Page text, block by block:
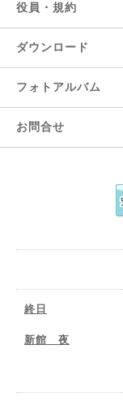
役員・規約
ダウンロード
フォトアルバム
お問合せ
終日
新館 夜